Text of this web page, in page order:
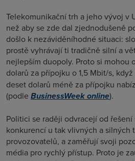
Telekomunikační trh a jeho vývoj v
než aby se zde dal zjednodušeně
došlo k nezáviděníhodné situaci:
prostě vyhrávají ti tradičně silní a
nejlepším duopoly. Proto si mohou
dolarů za přípojku o 1,5 Mbit/s, když
deset dolarů méně za přípojku
(podle BusinessWeek online).
Politici se raději odvracejí od
konkurencí u tak vlivných a silných
provozovatelů, a zaměřují svoji
média pro rychlý přístup. Proto je